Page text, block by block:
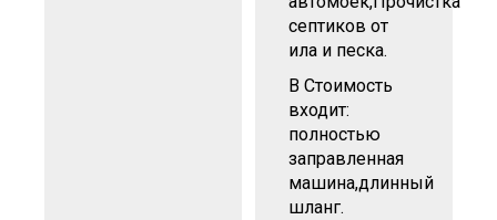
септиков от
ила и песка.
В Стоимость
входит:
полностью
заправленная
машина,длинный
шланг.